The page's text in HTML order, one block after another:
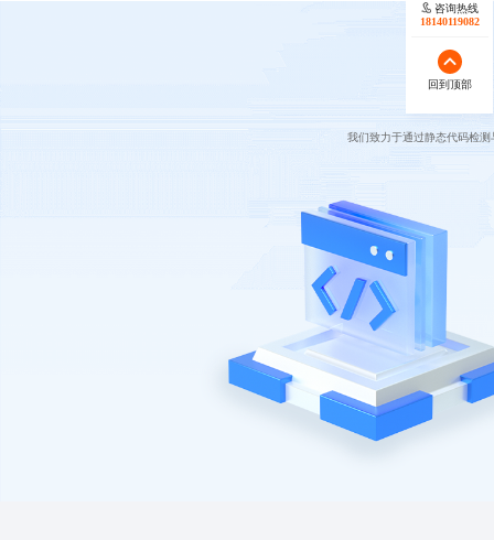
我们致力于通过静态代码检
咨询热线
18140119082
回到顶部